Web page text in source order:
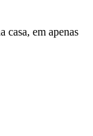
casa, em apenas